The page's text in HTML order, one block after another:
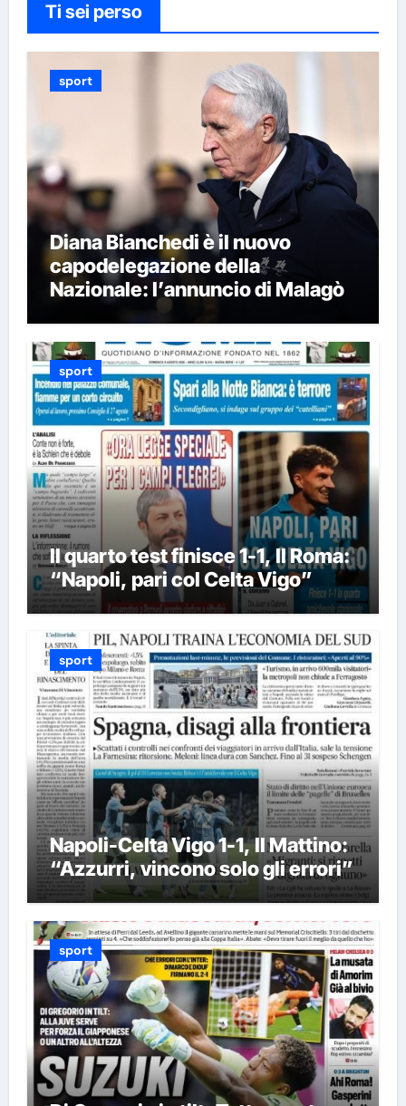
Ti sei perso
sport
Diana Bianchedi è il nuovo
capodelegazione della
Nazionale: l’annuncio di Malagò
sport
Il quarto test finisce 1-1, Il Roma:
“Napoli, pari col Celta Vigo”
sport
Napoli-Celta Vigo 1-1, Il Mattino:
“Azzurri, vincono solo gli errori”
sport